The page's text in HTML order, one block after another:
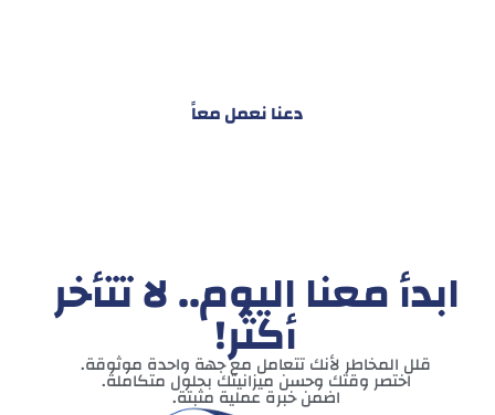
دعنا نعمل معاً
ابدأ معنا اليوم.. لا تتأخر
أكثر!
قلل المخاطر لأنك تتعامل مع جهة واحدة موثوقة.
اختصر وقتك وحسن ميزانيتك بحلول متكاملة.
اضمن خبرة عملية مثبتة.